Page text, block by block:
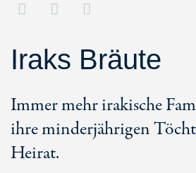
Iraks Bräute
Immer mehr irakische
ihre minderjährigen
Heirat.